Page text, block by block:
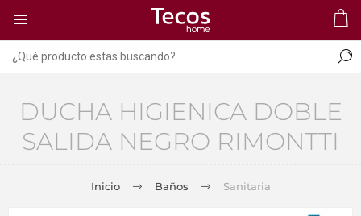
DUCHA HIGIENICA DOBLE
SALIDA NEGRO RIMONTTI
Inicio Baños Sanitaria